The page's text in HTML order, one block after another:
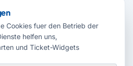
Cookies fuer den Betrieb der
helfen uns,
und Ticket-Widgets